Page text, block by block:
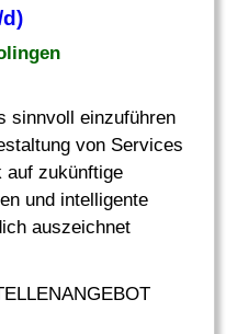
sinnvoll einzuführen
von Services
auf zukünftige
und intelligente
auszeichnet